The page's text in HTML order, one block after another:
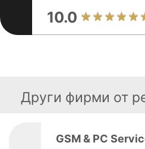
10.0
Други фирми от
GSM & PC